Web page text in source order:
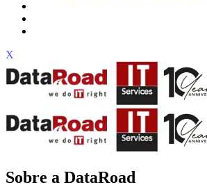
X
Sobre a DataRoad